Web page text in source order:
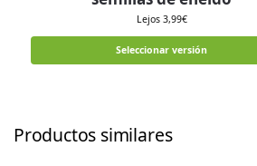
Lejos 3,99€
Seleccionar versión
Productos similares